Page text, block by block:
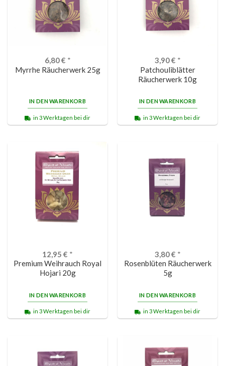
6,80€ *
Myrrhe Räucherwerk 25g
IN DEN WARENKORB
in 3 Werktagen bei dir
3,90€ *
Patchouliblätter
Räucherwerk 10g
IN DEN WARENKORB
in 3 Werktagen bei dir
12,95 € *
Premium Weihrauch Royal
Hojari 20g
IN DEN WARENKORB
in 3 Werktagen bei dir
3,80€ *
Rosenblüten Räucherwerk
5g
IN DEN WARENKORB
in 3 Werktagen bei dir